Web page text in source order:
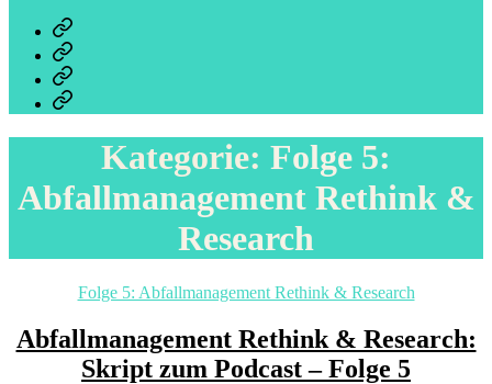
Podcast
Skripte
Zum
Weiterlesen
Zum
Podcast
Veröffentlichungen
Kategorie: Folge 5:
Abfallmanagement Rethink &
Research
Kategorien
Folge 5: Abfallmanagement Rethink & Research
Abfallmanagement Rethink & Research:
Skript zum Podcast – Folge 5